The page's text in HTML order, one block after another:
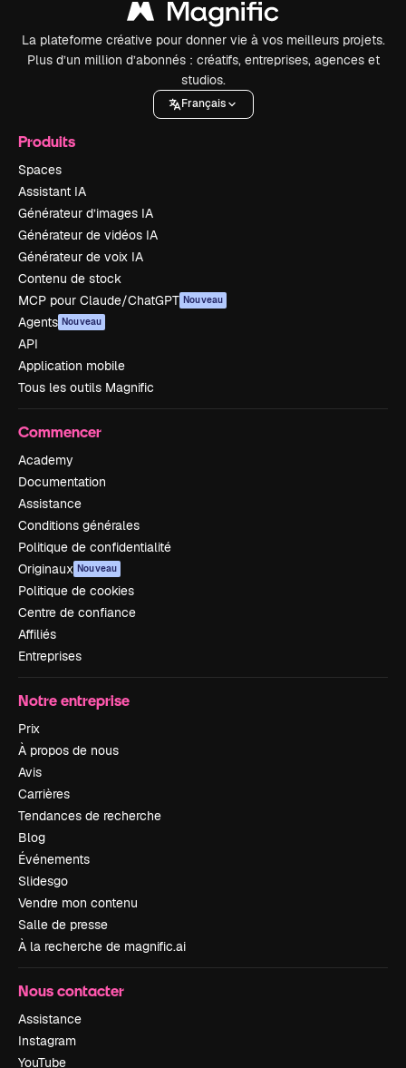
La plateforme créative pour donner vie à vos meilleurs projets.
Plus d’un million d’abonnés : créatifs, entreprises, agences et
studios.
Français
Produits
Spaces
Assistant IA
Générateur d’images IA
Générateur de vidéos IA
Générateur de voix IA
Contenu de stock
MCP pour Claude/ChatGPT Nouveau
Agents Nouveau
API
Application mobile
Tous les outils Magnific
Commencer
Academy
Documentation
Assistance
Conditions générales
Politique de confidentialité
Originaux Nouveau
Politique de cookies
Centre de confiance
Affiliés
Entreprises
Notre entreprise
Prix
À propos de nous
Avis
Carrières
Tendances de recherche
Blog
Événements
Slidesgo
Vendre mon contenu
Salle de presse
À la recherche de magnific.ai
Nous contacter
Assistance
Instagram
YouTube